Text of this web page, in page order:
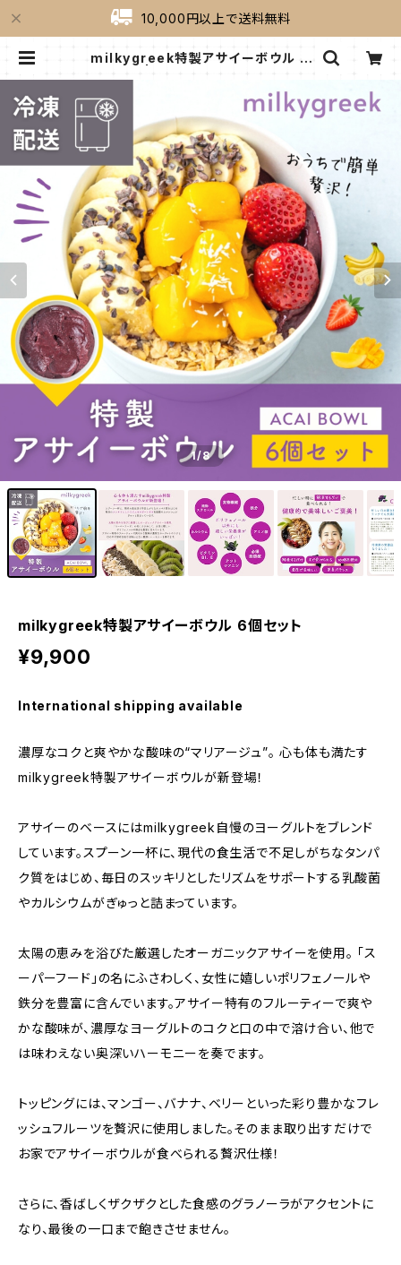
10,000円以上で送料無料
milkygreek特製アサイーボウル 6
1/8
milkygreek特製アサイーボウル 6個セット
¥9,900
International shipping available
濃厚なコクと爽やかな酸味の“マリアージュ”。 心も体も満たす
milkygreek特製アサイーボウルが新登場！
アサイーのベースにはmilkygreek自慢のヨーグルトをブレンド
しています。スプーン一杯に、現代の食生活で不足しがちなタンパ
ク質をはじめ、毎日のスッキリとしたリズムをサポートする乳酸菌
やカルシウムがぎゅっと詰まっています。
太陽の恵みを浴びた厳選したオーガニックアサイーを使用。 「ス
ーパーフード」の名にふさわしく、女性に嬉しいポリフェノールや
鉄分を豊富に含んでいます。アサイー特有のフルーティーで爽や
かな酸味が、濃厚なヨーグルトのコクと口の中で溶け合い、他で
は味わえない奥深いハーモニーを奏でます。
トッピングには、マンゴー、バナナ、ベリーといった彩り豊かなフレ
ッシュフルーツを贅沢に使用しました。そのまま取り出すだけで
お家でアサイーボウルが食べられる贅沢仕様！
さらに、香ばしくザクザクとした食感のグラノーラがアクセントに
なり、最後の一口まで飽きさせません。